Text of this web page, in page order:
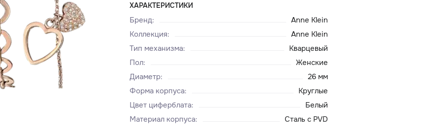
ХАРАКТЕРИСТИКИ
Бренд:
Anne Klein
Коллекция:
Anne Klein
Тип механизма:
Кварцевый
Пол:
Женские
Диаметр:
26 мм
Форма корпуса:
Круглые
Цвет циферблата:
Белый
Материал корпуса:
Сталь с PVD
Главная
Доставка и оплата